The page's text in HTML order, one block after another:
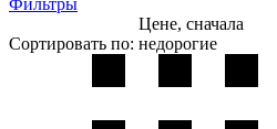
Сортировать по:
Цене, сначала
недорогие